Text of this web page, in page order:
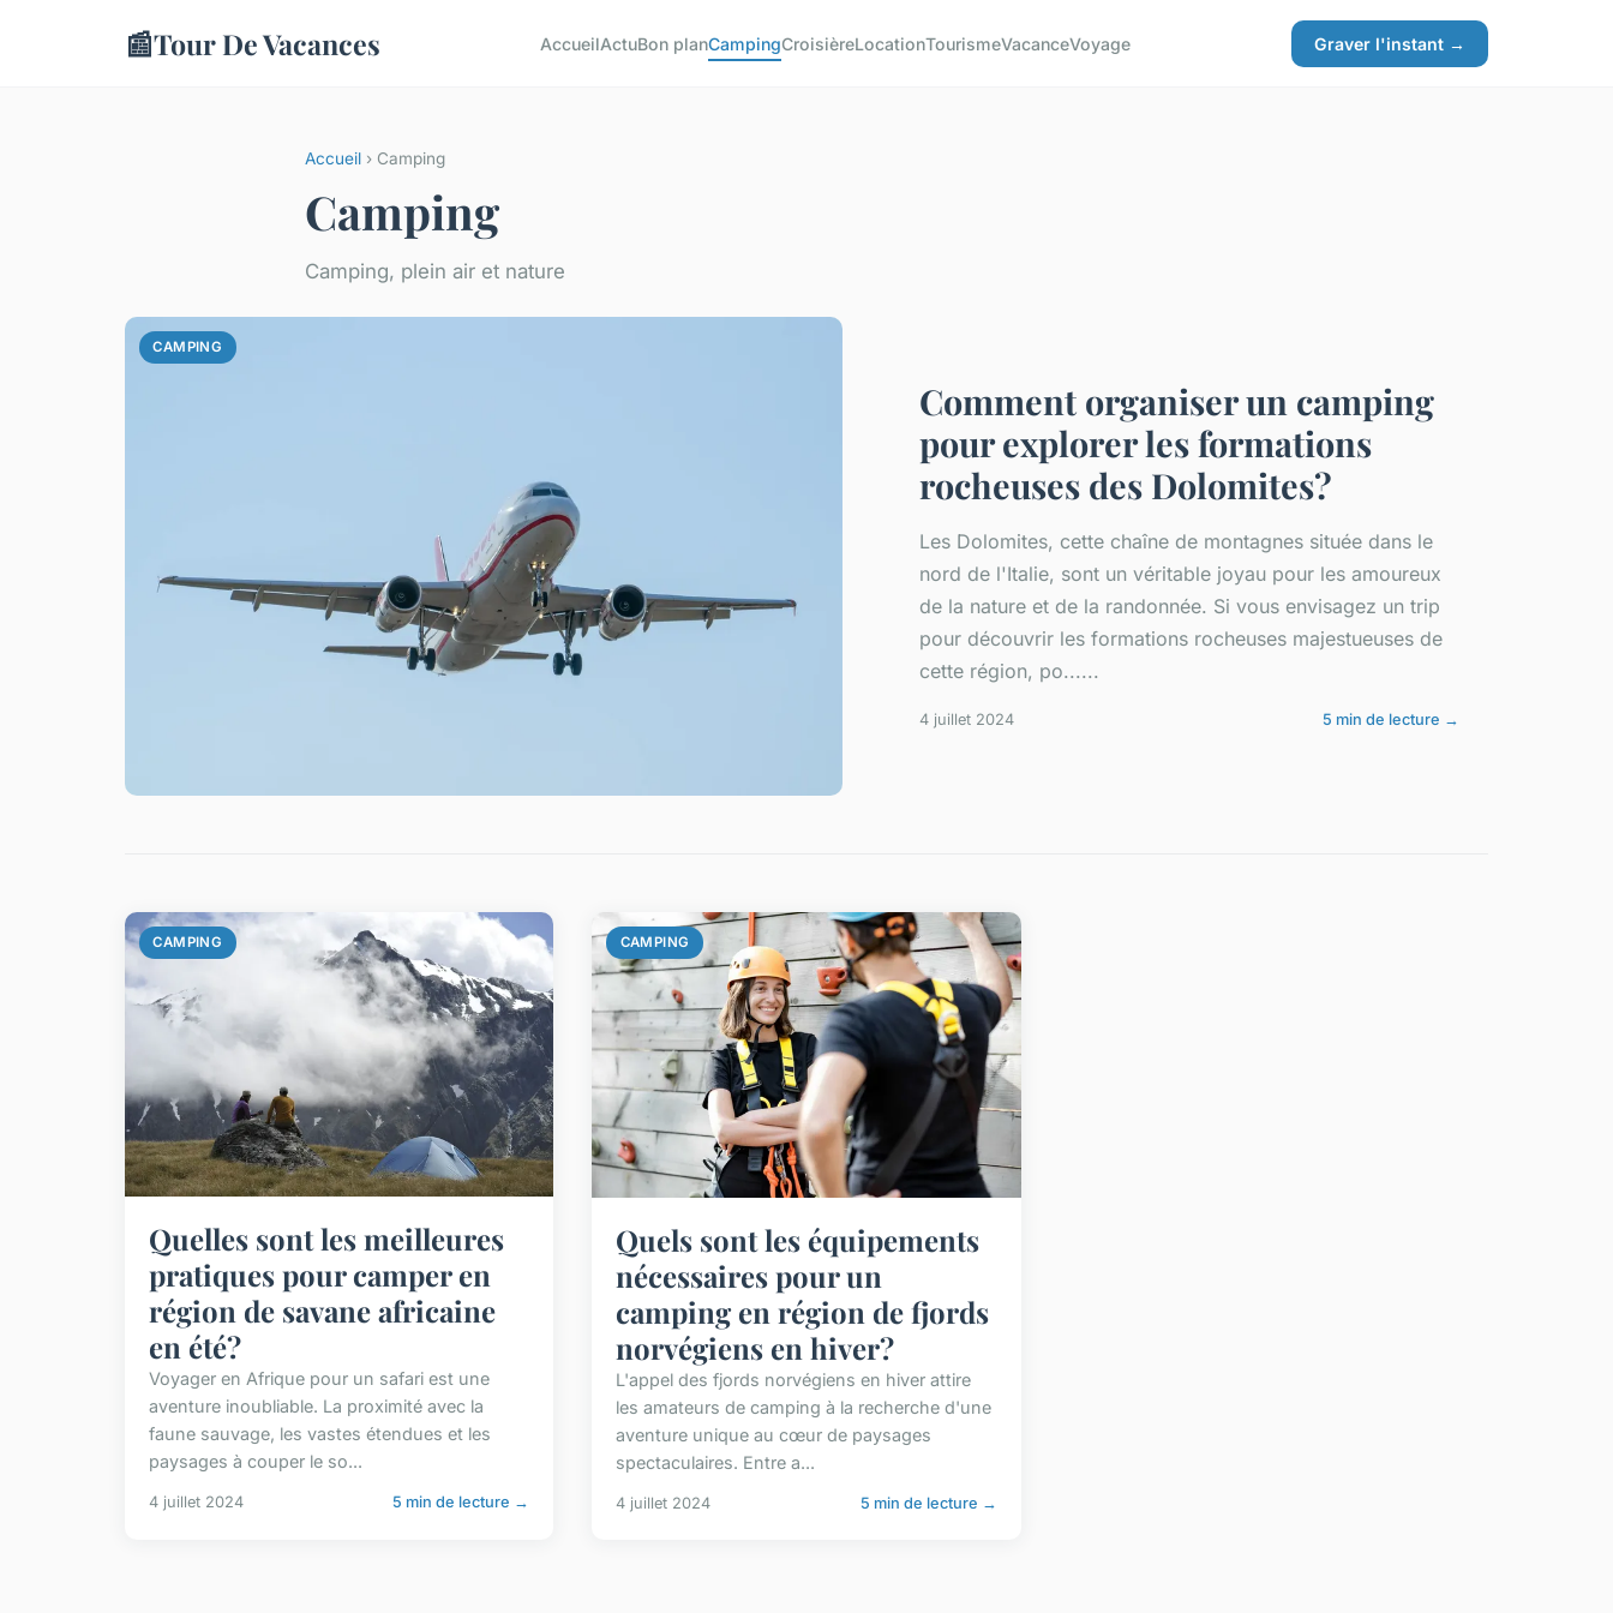
📰Tour De Vacances AccueilActuBon planCampingCroisièreLocationTourismeVacanceVoyage Graver l'instant →
Accueil › Camping
Camping
Camping, plein air et nature
CAMPING
Comment organiser un camping
pour explorer les formations
rocheuses des Dolomites?
Les Dolomites, cette chaîne de montagnes située dans le
nord de l'Italie, sont un véritable joyau pour les amoureux
de la nature et de la randonnée. Si vous envisagez un trip
pour découvrir les formations rocheuses majestueuses de
cette région, po......
4 juillet 2024 5 min de lecture →
CAMPING
Quelles sont les meilleures
pratiques pour camper en
région de savane africaine
en été?
Voyager en Afrique pour un safari est une
aventure inoubliable. La proximité avec la
faune sauvage, les vastes étendues et les
paysages à couper le so...
4 juillet 2024 5 min de lecture →
CAMPING
Quels sont les équipements
nécessaires pour un
camping en région de fjords
norvégiens en hiver?
L'appel des fjords norvégiens en hiver attire
les amateurs de camping à la recherche d'une
aventure unique au cœur de paysages
spectaculaires. Entre a...
4 juillet 2024 5 min de lecture →